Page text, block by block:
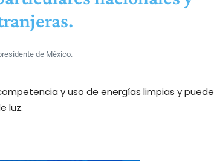
de México.
y uso de energías limpias y puede
luz.